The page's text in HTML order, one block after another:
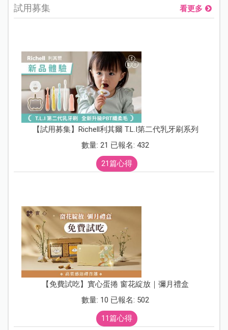
試用募集 看更多
【試用募集】Richell利其爾 T.L.I第二代乳牙刷系列
數量: 21 已報名: 432
21篇心得
【免費試吃】實心蛋捲 窗花綻放｜彌月禮盒
數量: 10 已報名: 502
11篇心得